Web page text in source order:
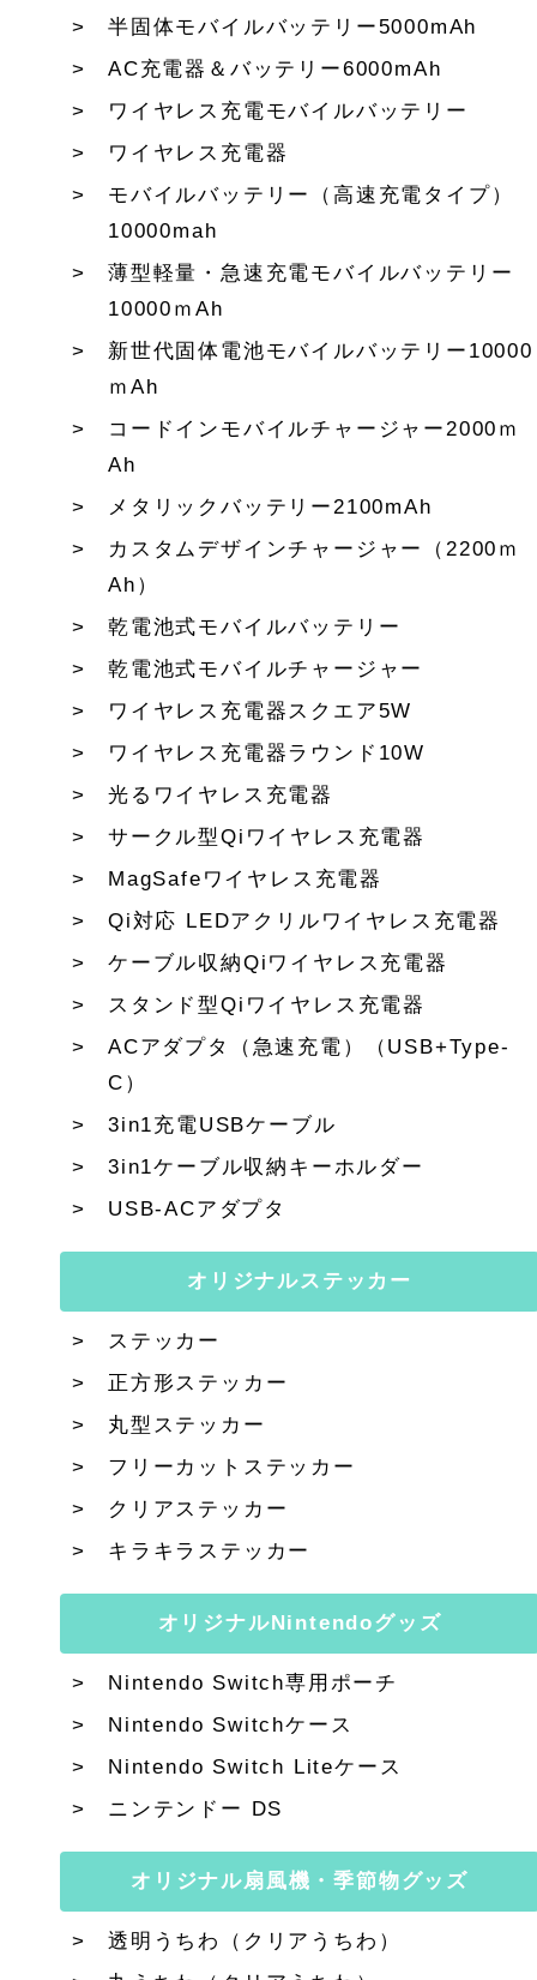
半固体モバイルバッテリー5000mAh
AC充電器＆バッテリー6000mAh
ワイヤレス充電モバイルバッテリー
ワイヤレス充電器
モバイルバッテリー（高速充電タイプ）
10000mah
薄型軽量・急速充電モバイルバッテリー
10000ｍAh
新世代固体電池モバイルバッテリー10000
ｍAh
コードインモバイルチャージャー2000ｍ
Ah
メタリックバッテリー2100mAh
カスタムデザインチャージャー（2200ｍ
Ah）
乾電池式モバイルバッテリー
乾電池式モバイルチャージャー
ワイヤレス充電器スクエア5W
ワイヤレス充電器ラウンド10W
光るワイヤレス充電器
サークル型Qiワイヤレス充電器
MagSafeワイヤレス充電器
Qi対応 LEDアクリルワイヤレス充電器
ケーブル収納Qiワイヤレス充電器
スタンド型Qiワイヤレス充電器
ACアダプタ（急速充電）（USB+Type-
C）
3in1充電USBケーブル
3in1ケーブル収納キーホルダー
USB-ACアダプタ
オリジナルステッカー
ステッカー
正方形ステッカー
丸型ステッカー
フリーカットステッカー
クリアステッカー
キラキラステッカー
オリジナルNintendoグッズ
Nintendo Switch専用ポーチ
Nintendo Switchケース
Nintendo Switch Liteケース
ニンテンドー DS
オリジナル扇風機・季節物グッズ
透明うちわ（クリアうちわ）